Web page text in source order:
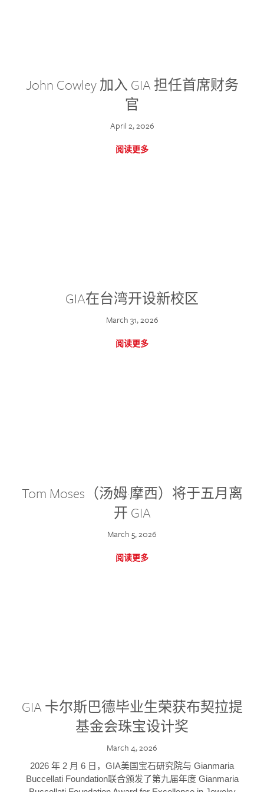
John Cowley 加入 GIA 担任首席财务
官
April 2, 2026
阅读更多
GIA在台湾开设新校区
March 31, 2026
阅读更多
Tom Moses（汤姆·摩西）将于五月离
开 GIA
March 5, 2026
阅读更多
GIA 卡尔斯巴德毕业生荣获布契拉提
基金会珠宝设计奖
March 4, 2026
2026 年 2 月 6 日，GIA美国宝石研究院与 Gianmaria
Buccellati Foundation联合颁发了第九届年度 Gianmaria